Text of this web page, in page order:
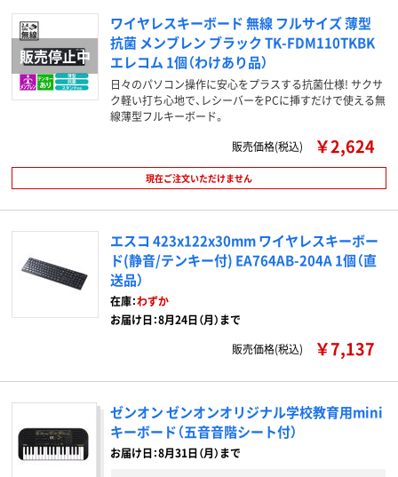
ワイヤレスキーボード 無線 フルサイズ 薄型
抗菌 メンブレン ブラック TK-FDM110TKBK
エレコム 1個（わけあり品）
日々のパソコン操作に安心をプラスする抗菌仕様! サクサ
ク軽い打ち心地で、レシーバーをPCに挿すだけで使える無
線薄型フルキーボード。
販売価格(税込)
￥2,624
現在ご注文いただけません
エスコ 423x122x30mm ワイヤレスキーボー
ド(静音/テンキー付) EA764AB-204A 1個（直
送品）
在庫：わずか
お届け日：8月24日（月）まで
販売価格(税込)
￥7,137
ゼンオン ゼンオンオリジナル学校教育用mini
キーボード（五音音階シート付）
お届け日：8月31日（月）まで